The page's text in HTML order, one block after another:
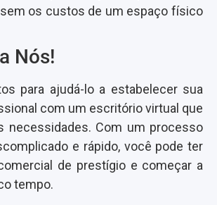
os custos de um espaço físico
Nós!
para ajudá-lo a estabelecer sua
com um escritório virtual que
necessidades. Com um processo
e rápido, você pode ter
de prestígio e começar a
tempo.